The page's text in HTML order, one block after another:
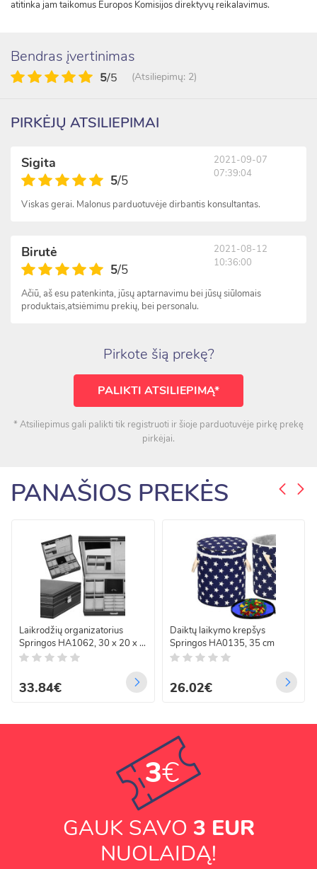
atitinka jam taikomus Europos Komisijos direktyvų reikalavimus.
Bendras įvertinimas
5/5 (Atsiliepimų: 2)
PIRKĖJŲ ATSILIEPIMAI
Sigita
5/5
2021-09-07
07:39:04
Viskas gerai. Malonus parduotuvėje dirbantis konsultantas.
Birutė
5/5
2021-08-12
10:36:00
Ačiū, aš esu patenkinta, jūsų aptarnavimu bei jūsų siūlomais
produktais,atsiėmimu prekių, bei personalu.
Pirkote šią prekę?
PALIKTI ATSILIEPIMĄ*
* Atsiliepimus gali palikti tik registruoti ir šioje parduotuvėje pirkę prekę
pirkėjai.
PANAŠIOS PREKĖS
Laikrodžių organizatorius
Springos HA1062, 30 x 20 x 8
cm
33.84€
Daiktų laikymo krepšys
Springos HA0135, 35 cm
26.02€
3€
GAUK SAVO 3 EUR
NUOLAIDĄ!